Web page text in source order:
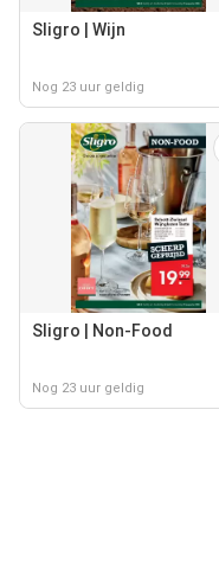
Sligro | Wijn
Nog 23 uur geldig
Sligro | Non-Food
Nog 23 uur geldig